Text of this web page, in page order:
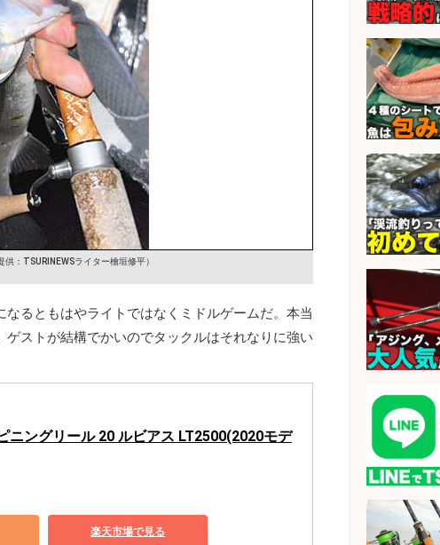
供：TSURINEWSライター檜垣修平）
るともはやライトではなくミドルゲームだ。本当
ストが結構でかいのでタックルはそれなりに強い
ニングリール 20 ルビアス LT2500(2020モデ
楽天市場で見る